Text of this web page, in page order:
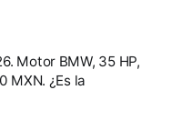
Motor BMW, 35 HP,
MXN. ¿Es la